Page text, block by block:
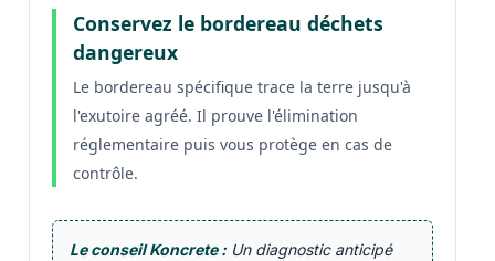
Conservez le bordereau déchets
dangereux
Le bordereau spécifique trace la terre jusqu'à
l'exutoire agréé. Il prouve l'élimination
réglementaire puis vous protège en cas de
contrôle.
Le conseil Koncrete :Un diagnostic anticipé